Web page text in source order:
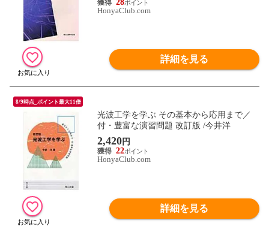
28
HonyaClub.com
詳細を見る
8/9時点_ポイント最大11倍
光波工学を学ぶ その基本から応用まで／
付・豊富な演習問題 改訂版 /今井洋
2,420円
22
HonyaClub.com
詳細を見る